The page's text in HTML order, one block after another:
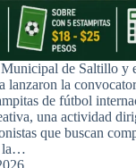
de Saltillo y
lanzaron la
de fútbol
una actividad
que buscan
la…